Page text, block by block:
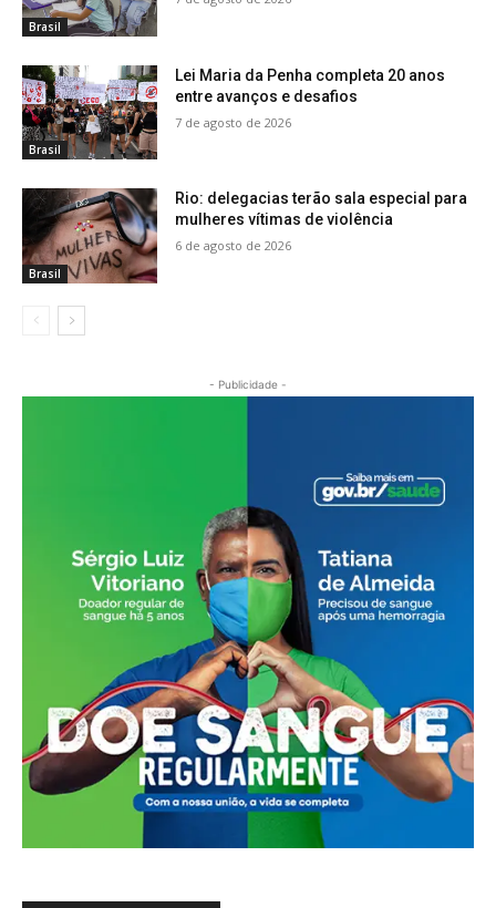
Brasil
Brasil
Lei Maria da Penha completa 20 anos
entre avanços e desafios
7 de agosto de 2026
Brasil
Rio: delegacias terão sala especial para
mulheres vítimas de violência
6 de agosto de 2026
- Publicidade -